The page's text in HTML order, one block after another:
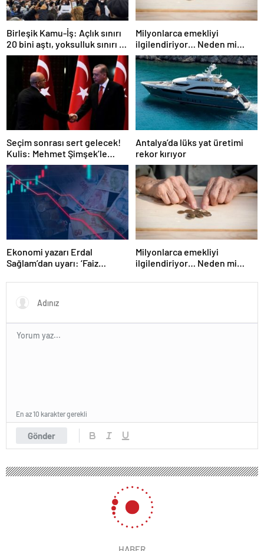
Birleşik Kamu-İş: Açlık sınırı
20 bini aştı, yoksulluk sınırı 57
bine dayandı!
Milyonlarca emekliyi
ilgilendiriyor… Neden mi
düşük maaş alıyorsunuz?
Uzmanlar anlattı
Seçim sonrası sert gelecek!
Kulis: Mehmet Şimşek’le
Erdoğan’ın ‘yoksulları
öldürdün’ tartışması
Antalya’da lüks yat üretimi
rekor kırıyor
Ekonomi yazarı Erdal
Sağlam’dan uyarı: ‘Faiz
itibaren göreceğiz’
Milyonlarca emekliyi
ilgilendiriyor… Neden mi
Uzmanlar anlattı
Gönder
En az 10 karakter gerekli